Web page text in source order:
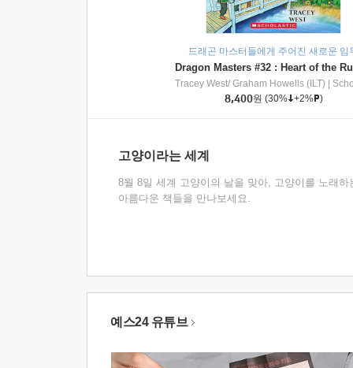
드래곤 마스터들에게 주어진 새로운 임
Tracey West/ Graham Howells (ILT)
8,400원 (30% +2% )
고양이라는 세계
8월 8일 세계 고양이의 날을 맞아, 고양이를 노래하
아름다운 책들을 만나보세요.
예스24 유튜브